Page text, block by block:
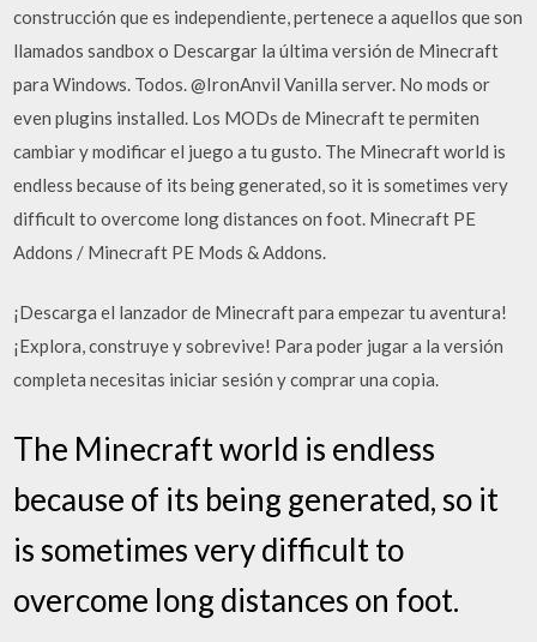
construcción que es independiente, pertenece a aquellos que son
llamados sandbox o Descargar la última versión de Minecraft
para Windows. Todos. @IronAnvil Vanilla server. No mods or
even plugins installed. Los MODs de Minecraft te permiten
cambiar y modificar el juego a tu gusto. The Minecraft world is
endless because of its being generated, so it is sometimes very
difficult to overcome long distances on foot. Minecraft PE
Addons / Minecraft PE Mods & Addons.
¡Descarga el lanzador de Minecraft para empezar tu aventura!
¡Explora, construye y sobrevive! Para poder jugar a la versión
completa necesitas iniciar sesión y comprar una copia.
The Minecraft world is endless
because of its being generated, so it
is sometimes very difficult to
overcome long distances on foot.